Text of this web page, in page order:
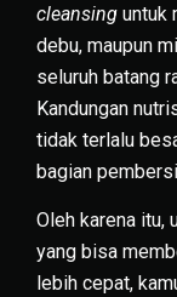
cleansing untuk
debu, maupun
seluruh batang
Kandungan
tidak terlalu
bagian
Oleh karena itu,
yang bisa
lebih cepat,